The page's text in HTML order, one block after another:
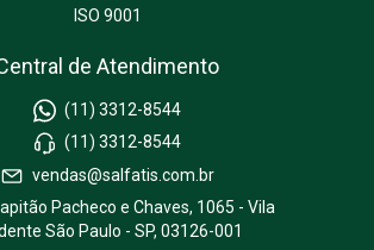
ISO 9001
de Atendimento
(11) 3312-8544
(11) 3312-8544
vendas@salfatis.com.br
Pacheco e Chaves, 1065 - Vila
São Paulo - SP, 03126-001